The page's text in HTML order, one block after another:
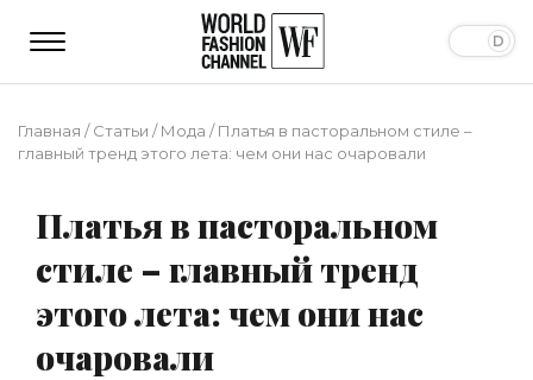
Главная /Статьи /Мода /Платья в пасторальном стиле –
главный тренд этого лета: чем они нас очаровали
Платья в пасторальном
стиле – главный тренд
этого лета: чем они нас
очаровали